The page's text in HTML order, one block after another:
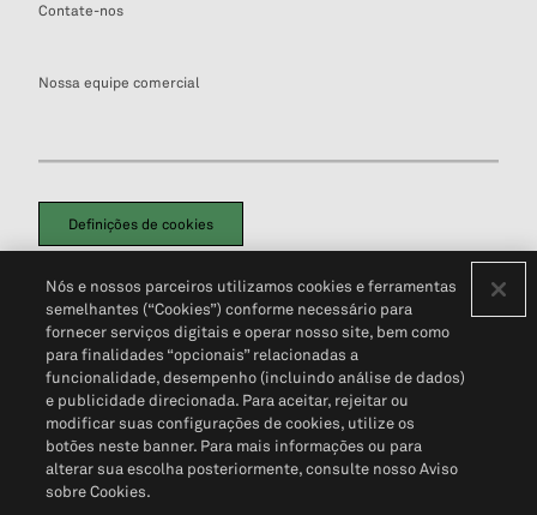
Contate-nos
Nossa equipe comercial
Definições de cookies
Política de PrivacidadePortal de privacidade do cliente (em inglês)
Não Venda Minhas Informações Pessoais© 2026 S&P Global
Nós e nossos parceiros utilizamos cookies e ferramentas
semelhantes (“Cookies”) conforme necessário para
fornecer serviços digitais e operar nosso site, bem como
para finalidades “opcionais” relacionadas a
funcionalidade, desempenho (incluindo análise de dados)
e publicidade direcionada. Para aceitar, rejeitar ou
modificar suas configurações de cookies, utilize os
botões neste banner. Para mais informações ou para
alterar sua escolha posteriormente, consulte nosso Aviso
sobre Cookies.